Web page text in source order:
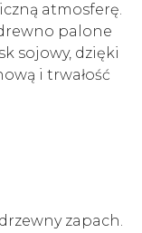
atmosferę.
palone
sojowy, dzięki
i trwałość
zapach.